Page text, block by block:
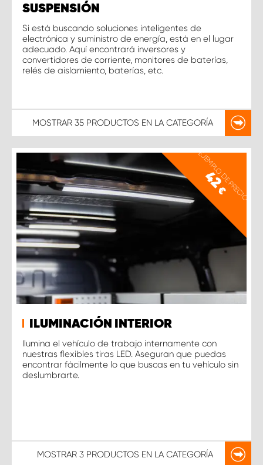
SUSPENSIÓN
Si está buscando soluciones inteligentes de
electrónica y suministro de energía, está en el lugar
adecuado. Aquí encontrará inversores y
convertidores de corriente, monitores de baterías,
relés de aislamiento, baterías, etc.
MOSTRAR 35 PRODUCTOS EN LA CATEGORÍA
EJEMPLO DE PRECIO
42
€
ILUMINACIÓN INTERIOR
Ilumina el vehículo de trabajo internamente con
nuestras flexibles tiras LED. Aseguran que puedas
encontrar fácilmente lo que buscas en tu vehículo sin
deslumbrarte.
MOSTRAR 3 PRODUCTOS EN LA CATEGORÍA